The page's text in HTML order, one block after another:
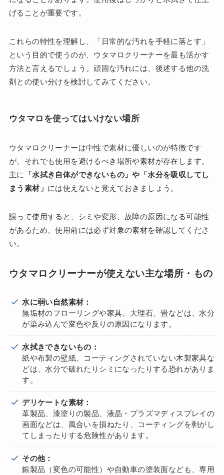
げることが重要です。
これらの特性を理解し、「日常的な汚れを手軽に落とす」
という目的で使うのが、ウタマロクリーナーを最も活かす
方法と言えるでしょう。頑固な汚れには、後述する他の洗
剤との使い分けを検討してみてください。
ウタマロを使ってはいけない場所
ウタマロクリーナーは中性で素材に優しいのが特徴です
が、それでも使用を避けるべき場所や素材が存在します。
主に
「水拭き自体ができないもの」や「水分を吸収してし
まう素材」 には使えないと覚えておきましょう。
誤って使用すると、シミや変形、故障の原因になる可能性
があるため、使用前には必ず対象の素材を確認してくださ
い。
ウタマロクリーナーが使えない主な場所・もの
水に弱い自然素材：
無垢材のフローリングや家具、大理石、畳などは、水分
が染み込んで変色や反りの原因になります。
水拭きできないもの：
紙や布製の壁紙、コーティングされていない木製家具な
どは、水分で破れたりシミになったりする恐れがありま
す。
デリケートな素材：
革製品、漆塗りの製品、液晶・プラズマディスプレイの
画面などは、風合いを損ねたり、コーティングを剥がし
てしまったりする危険性があります。
その他：
銀製品（変色の可能性）や自動車の塗装面なども、専用